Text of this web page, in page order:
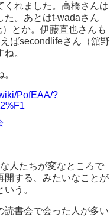
くれました。高橋さんは
た。あとはt-wadaさん
とか。伊藤直也さんも
ばsecondlifeさん（舘野
。
人たちが変なところで
開する、みたいなことが
う。
書会で会った人が多い